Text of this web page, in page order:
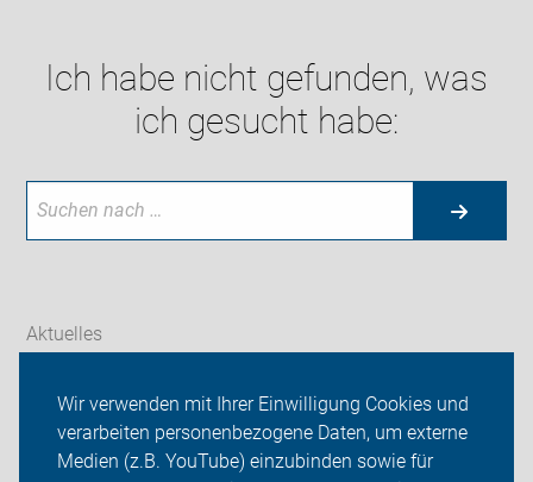
Wir verwenden mit Ihrer Einwilligung Cookies und
verarbeiten personenbezogene Daten, um externe
Medien (z.B. YouTube) einzubinden sowie für
Ich habe nicht gefunden, was
ich gesucht habe:
Aktuelles
Radtouren